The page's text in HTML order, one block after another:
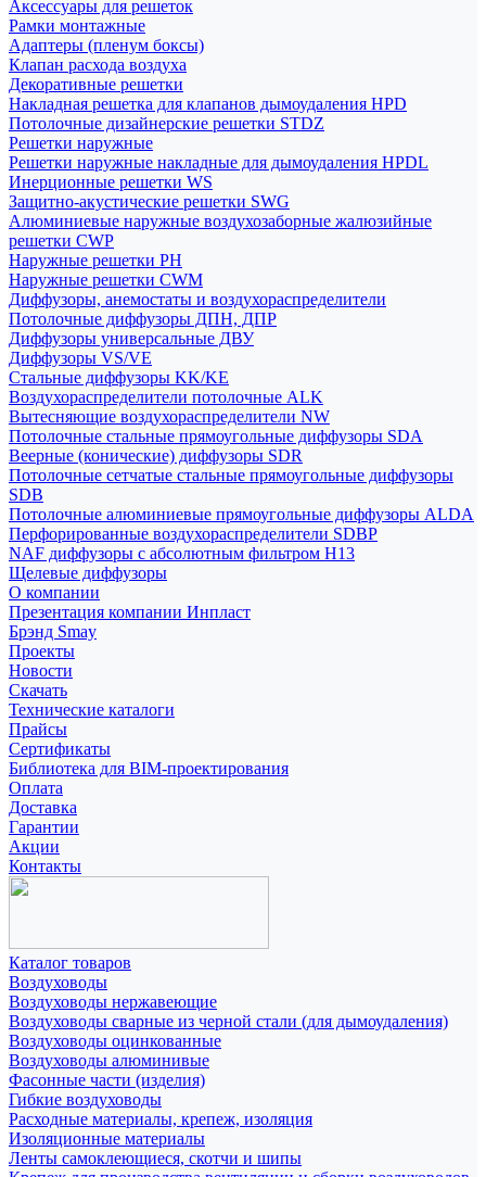
Аксессуары для решеток
Рамки монтажные
Адаптеры (пленум боксы)
Клапан расхода воздуха
Декоративные решетки
Накладная решетка для клапанов дымоудаления HPD
Потолочные дизайнерские решетки STDZ
Решетки наружные
Решетки наружные накладные для дымоудаления HPDL
Инерционные решетки WS
Защитно-акустические решетки SWG
Алюминиевые наружные воздухозаборные жалюзийные
решетки CWP
Наружные решетки РН
Наружные решетки CWM
Диффузоры, анемостаты и воздухораспределители
Потолочные диффузоры ДПН, ДПР
Диффузоры универсальные ДВУ
Диффузоры VS/VE
Стальные диффузоры KK/KE
Воздухораспределители потолочные ALK
Вытесняющие воздухораспределители NW
Потолочные стальные прямоугольные диффузоры SDA
Веерные (конические) диффузоры SDR
Потолочные сетчатые стальные прямоугольные диффузоры
SDB
Потолочные алюминиевые прямоугольные диффузоры ALDA
Перфорированные воздухораспределители SDBP
NAF диффузоры с абсолютным фильтром Н13
Щелевые диффузоры
О компании
Презентация компании Инпласт
Брэнд Smay
Проекты
Новости
Скачать
Технические каталоги
Прайсы
Сертификаты
Библиотека для BIM-проектирования
Оплата
Доставка
Гарантии
Акции
Контакты
Каталог товаров
Воздуховоды
Воздуховоды нержавеющие
Воздуховоды сварные из черной стали (для дымоудаления)
Воздуховоды оцинкованные
Воздуховоды алюминивые
Фасонные части (изделия)
Гибкие воздуховоды
Расходные материалы, крепеж, изоляция
Изоляционные материалы
Ленты самоклеющиеся, скотчи и шипы